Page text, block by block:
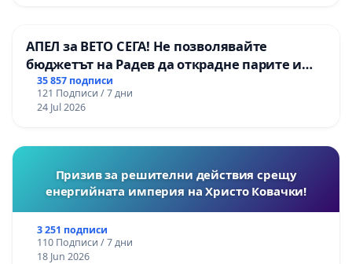
АПЕЛ за ВЕТО СЕГА! Не позволявайте
бюджетът на Радев да открадне парите и
правата ни в тъмното
35 857 подписи
121 Подписи / 7 дни
24 Jul 2026
Призив за решителни действия срещу
енергийната империя на Христо Ковачки!
3 251 подписи
110 Подписи / 7 дни
18 Jun 2026